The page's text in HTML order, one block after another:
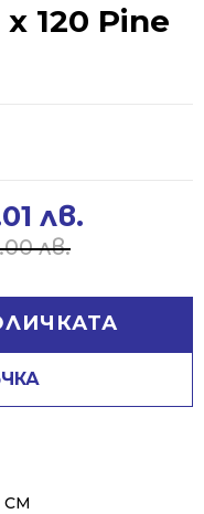
120 Pine
лв.
лв.
СМ